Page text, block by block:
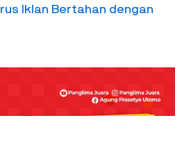
Iklan Bertahan dengan